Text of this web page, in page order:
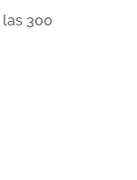
300